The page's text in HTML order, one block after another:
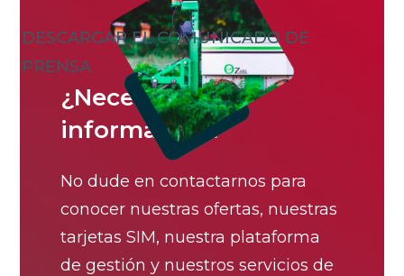
DESCARGAR EL COMUNICADO DE
PRENSA
¿Necesita más
información?
No dude en contactarnos para
conocer nuestras ofertas, nuestras
tarjetas SIM, nuestra plataforma
de gestión y nuestros servicios de